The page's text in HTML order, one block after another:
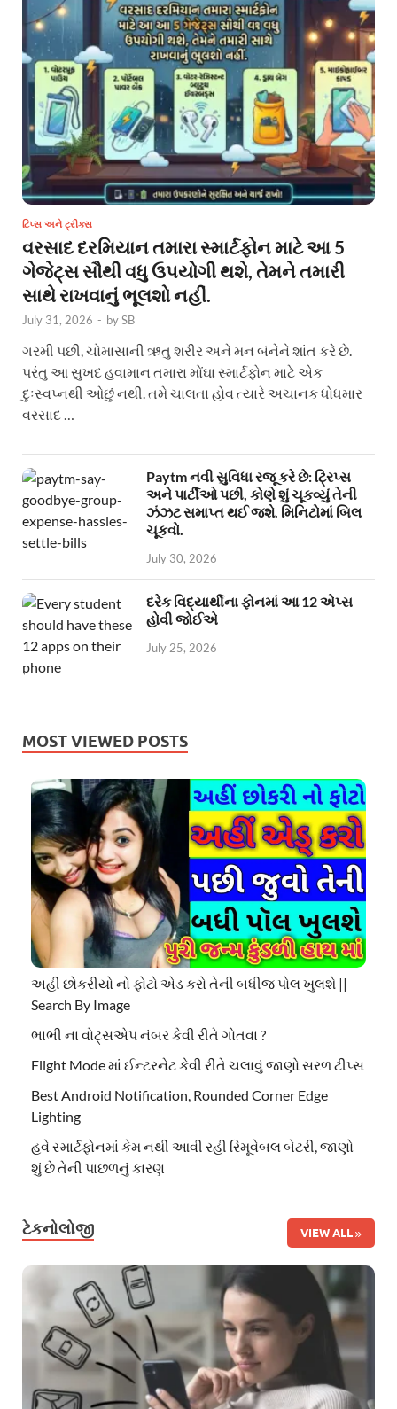
ટિપ્સ અને ટ્રીક્સ
વરસાદ દરમિયાન તમારા સ્માર્ટફોન માટે આ 5
ગેજેટ્સ સૌથી વધુ ઉપયોગી થશે, તેમને તમારી
સાથે રાખવાનું ભૂલશો નહીં.
July 31, 2026 - bySB
ગરમી પછી, ચોમાસાની ઋતુ શરીર અને મન બંનેને શાંત કરે છે.
પરંતુ આ સુખદ હવામાન તમારા મોંઘા સ્માર્ટફોન માટે એક
દુઃસ્વપ્નથી ઓછું નથી. તમે ચાલતા હોવ ત્યારે અચાનક ધોધમાર
વરસાદ …
Paytm નવી સુવિધા રજૂ કરે છે: ટ્રિપ્સ
અને પાર્ટીઓ પછી, કોણે શું ચૂકવ્યું તેની
ઝંઝટ સમાપ્ત થઈ જશે. મિનિટોમાં બિલ
ચૂકવો.
July 30, 2026
દરેક વિદ્યાર્થીના ફોનમાં આ 12 એપ્સ
હોવી જોઈએ
July 25, 2026
MOST VIEWED POSTS
અહી છોકરીયો નો ફોટો એડ કરો તેની બધીજ પોલ ખુલશે ||
Search By Image
ભાભી ના વોટ્સએપ નંબર કેવી રીતે ગોતવા ?
Flight Mode માં ઈન્ટરનેટ કેવી રીતે ચલાવું જાણો સરળ ટીપ્સ
Best Android Notification, Rounded Corner Edge
Lighting
હવે સ્માર્ટફોનમાં કેમ નથી આવી રહી રિમૂવેબલ બેટરી, જાણો
શું છે તેની પાછળનું કારણ
ટેકનોલોજી VIEW ALL